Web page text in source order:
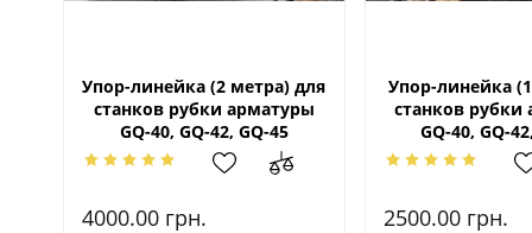
Упор-линейка (2 метра) для
станков рубки арматуры
GQ-40, GQ-42, GQ-45
4000.00 грн.
Упор-линейка
станков рубки
GQ-40, GQ-
2500.00 грн.